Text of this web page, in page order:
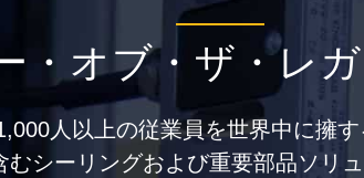
・オブ・ザ・レ
人以上の従業員を世界中に擁
シーリングおよび重要部品ソリ